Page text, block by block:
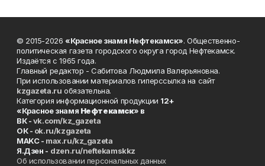
© 2015-2026 «Красное знамя Нефтекамск». Общественно-
политическая газета городского округа город Нефтекамск.
Издаётся с 1965 года.
Главный редактор - Сабитова Людмила Валерьяновна.
При использовании материалов гиперссылка на сайт
kzgazeta.ru обязательна.
Категория информационной продукции 12+
«Красное знамя Нефтекамск» в
ВК -vk.com/kz_gazeta
ОК - ok.ru/kzgazeta
MAKC - max.ru/kz_gazeta
Я.Дзен - dzen.ru/neftekamskkz
Об использовании персональных данных